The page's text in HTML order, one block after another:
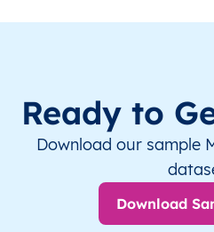
Ready to
Download our sample
Download